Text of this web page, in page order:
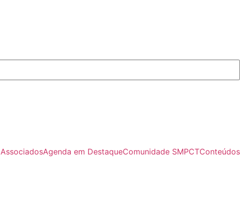
AssociadosAgenda em DestaqueComunidade SMPCTConteúdos